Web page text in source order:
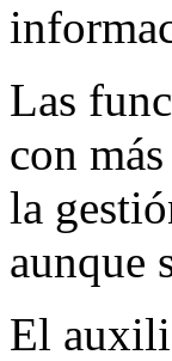
Las
con
la
aunque
El